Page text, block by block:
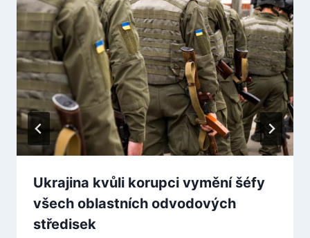
Ukrajina kvůli korupci vymění šéfy
všech oblastních odvodových
středisek